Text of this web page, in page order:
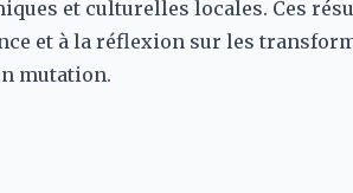
et culturelles locales. Ces
et à la réflexion sur les
mutation.